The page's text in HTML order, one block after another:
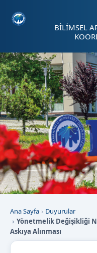
BİLİMSEL
Ana Sayfa
Duyurular
Yönetmelik Değişikliği
Askıya Alınması